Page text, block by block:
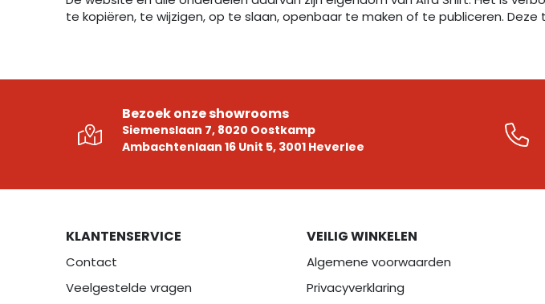
te kopiëren, te wijzigen, op te slaan, openbaar te maken of te publiceren.
Bezoek onze showrooms
Siemenslaan 7, 8020 Oostkamp
Ambachtenlaan 16 Unit 5, 3001 Heverlee
KLANTENSERVICE
Contact
Veelgestelde vragen
VEILIG WINKELEN
Algemene voorwaarden
Privacyverklaring